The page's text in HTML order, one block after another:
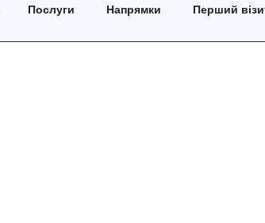
Послуги Напрямки Перший